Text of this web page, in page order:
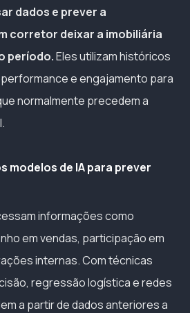
dados e prever a
corretor deixar a imobiliária
período.Eles utilizam históricos
e engajamento para
normalmente precedem a
modelos de IA para prever
informações como
em vendas, participação em
internas. Com técnicas
regressão logística e redes
a partir de dados anteriores a